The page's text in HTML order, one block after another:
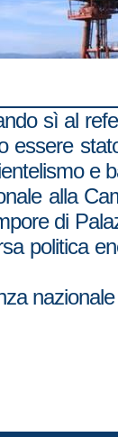
sì al
essere
e
alla
di
politica